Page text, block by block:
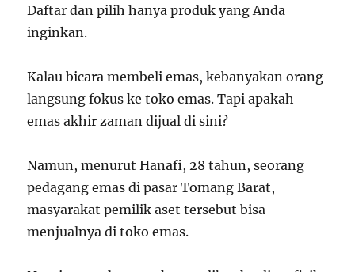
Daftar dan pilih hanya produk yang Anda
inginkan.
Kalau bicara membeli emas, kebanyakan orang
langsung fokus ke toko emas. Tapi apakah
emas akhir zaman dijual di sini?
Namun, menurut Hanafi, 28 tahun, seorang
pedagang emas di pasar Tomang Barat,
masyarakat pemilik aset tersebut bisa
menjualnya di toko emas.